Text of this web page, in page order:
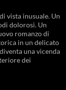
vista inusuale. Un
dolorosi. Un
romanzo di
in un delicato
una vicenda
dei